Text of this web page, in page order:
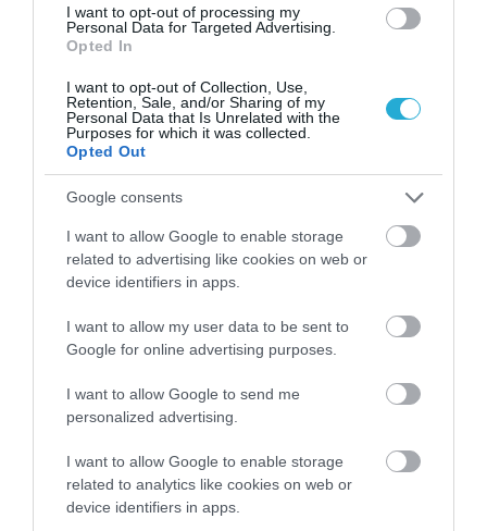
I want to opt-out of processing my
Personal Data for Targeted Advertising.
Opted In
I want to opt-out of Collection, Use,
Retention, Sale, and/or Sharing of my
Personal Data that Is Unrelated with the
Purposes for which it was collected.
Opted Out
Google consents
I want to allow Google to enable storage
related to advertising like cookies on web or
device identifiers in apps.
I want to allow my user data to be sent to
Google for online advertising purposes.
I want to allow Google to send me
personalized advertising.
I want to allow Google to enable storage
related to analytics like cookies on web or
device identifiers in apps.
συμπεριλαμβάνεται μέσα σε στην λίστα των
χωρών που ανταποκρίθηκαν άμεσα στη νέα
αυτή τάση. «Η «κορυφαία των super-foods»
όπως την χαρακτηρίζουν οι επιστήμονες
κέρδισε και τους Έλληνες – κυρίως
μεμονωμένους – παραγωγούς οι οποίοι από
το 2008 στράφηκαν άμεσα προς αυτή την
εναλλακτική καλλιέργεια με τα στρέμματα
όμως που προέκυψαν, όπως η έλλειψη
τεχνογνωσίας για την καλλιέργεια στις
ελληνικές κλιματολογικές συνθήκες, η
έλλειψη διαπραγματευτικής ικανότητας
λόγω μικρών εκτάσεων και η λάθος επιλογή